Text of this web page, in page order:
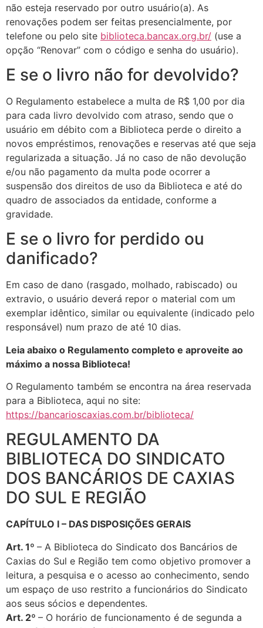
não esteja reservado por outro usuário(a). As
renovações podem ser feitas presencialmente, por
telefone ou pelo site biblioteca.bancax.org.br/ (use a
opção “Renovar” com o código e senha do usuário).
E se o livro não for devolvido?
O Regulamento estabelece a multa de R$ 1,00 por dia
para cada livro devolvido com atraso, sendo que o
usuário em débito com a Biblioteca perde o direito a
novos empréstimos, renovações e reservas até que seja
regularizada a situação. Já no caso de não devolução
e/ou não pagamento da multa pode ocorrer a
suspensão dos direitos de uso da Biblioteca e até do
quadro de associados da entidade, conforme a
gravidade.
E se o livro for perdido ou
danificado?
Em caso de dano (rasgado, molhado, rabiscado) ou
extravio, o usuário deverá repor o material com um
exemplar idêntico, similar ou equivalente (indicado pelo
responsável) num prazo de até 10 dias.
Leia abaixo o Regulamento completo e aproveite ao
máximo a nossa Biblioteca!
O Regulamento também se encontra na área reservada
para a Biblioteca, aqui no site:
https://bancarioscaxias.com.br/biblioteca/
REGULAMENTO DA
BIBLIOTECA DO SINDICATO
DOS BANCÁRIOS DE CAXIAS
DO SUL E REGIÃO
CAPÍTULO I – DAS DISPOSIÇÕES GERAIS
Art. 1º – A Biblioteca do Sindicato dos Bancários de
Caxias do Sul e Região tem como objetivo promover a
leitura, a pesquisa e o acesso ao conhecimento, sendo
um espaço de uso restrito a funcionários do Sindicato
aos seus sócios e dependentes.
Art. 2º – O horário de funcionamento é de segunda a